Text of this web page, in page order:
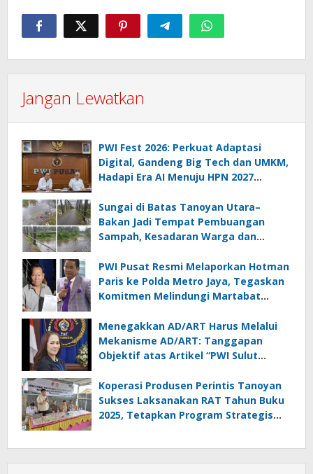
Jangan Lewatkan
PWI Fest 2026: Perkuat Adaptasi
Digital, Gandeng Big Tech dan UMKM,
Hadapi Era AI Menuju HPN 2027
Sungai di Batas Tanoyan Utara–
Bakan Jadi Tempat Pembuangan
Sampah, Kesadaran Warga dan
PWI Pusat Resmi Melaporkan Hotman
Paris ke Polda Metro Jaya, Tegaskan
Komitmen Melindungi Martabat
Menegakkan AD/ART Harus Melalui
Mekanisme AD/ART: Tanggapan
Objektif atas Artikel “PWI Sulut
Melanggar Aturan”
Koperasi Produsen Perintis Tanoyan
Sukses Laksanakan RAT Tahun Buku
2025, Tetapkan Program Strategis